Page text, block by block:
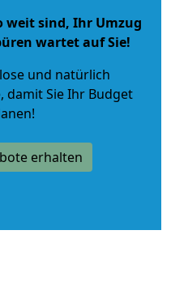
weit sind, Ihr Umzug
wartet auf Sie!
und natürlich
, damit Sie Ihr Budget
erhalten